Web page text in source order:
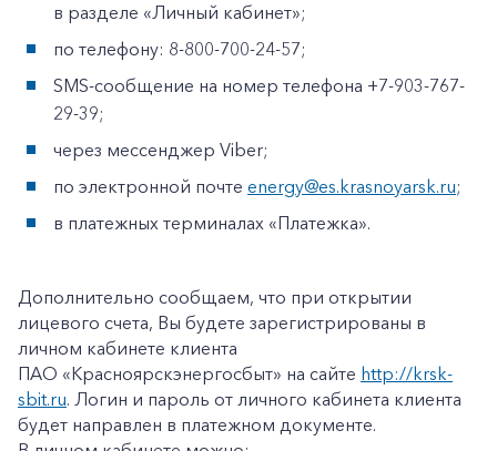
в разделе «Личный кабинет»;
по телефону: 8-800-700-24-57;
SMS-сообщение на номер телефона +7-903-767-
29-39;
через мессенджер Viber;
по электронной почте energy@es.krasnoyarsk.ru;
в платежных терминалах «Платежка».
Дополнительно сообщаем, что при открытии
лицевого счета, Вы будете зарегистрированы в
личном кабинете клиента
ПАО «Красноярскэнергосбыт» на сайте http://krsk-
sbit.ru. Логин и пароль от личного кабинета клиента
будет направлен в платежном документе.